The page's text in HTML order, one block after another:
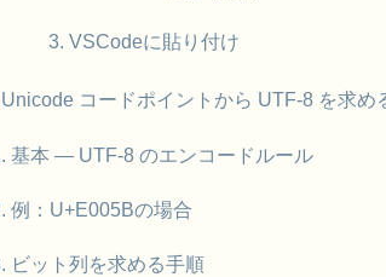
VSCodeに貼り付け
Unicode コードポイントから UTF-8 を求め
基本 — UTF-8 のエンコードルール
例：U+E005Bの場合
ビット列を求める手順